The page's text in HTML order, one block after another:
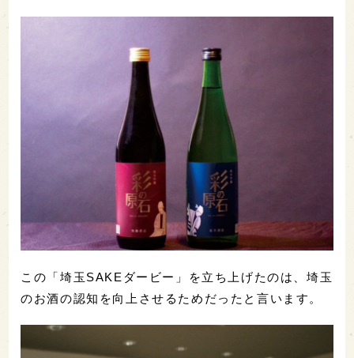
この「埼玉SAKEダービー」を立ち上げたのは、埼玉
のお酒の認知を向上させるためだったと言います。